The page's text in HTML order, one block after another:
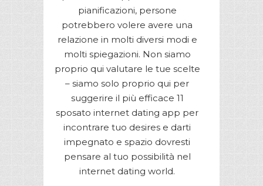
pianificazioni, persone
potrebbero volere avere una
relazione in molti diversi modi e
molti spiegazioni. Non siamo
proprio qui valutare le tue scelte
– siamo solo proprio qui per
suggerire il più efficace 11
sposato internet dating app per
incontrare tuo desires e darti
impegnato e spazio dovresti
pensare al tuo possibilità nel
internet dating world.